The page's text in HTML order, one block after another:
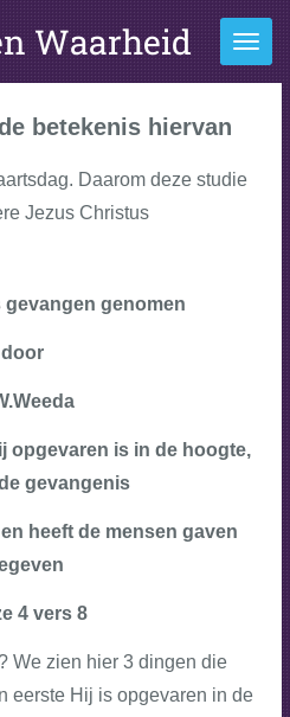
Waarheid
betekenis hiervan
Daarom deze studie
Jezus Christus
gevangen genomen
door
opgevaren is in de hoogte,
gevangenis
heeft de mensen gaven
4 vers 8
We zien hier 3 dingen die
eerste Hij is opgevaren in de